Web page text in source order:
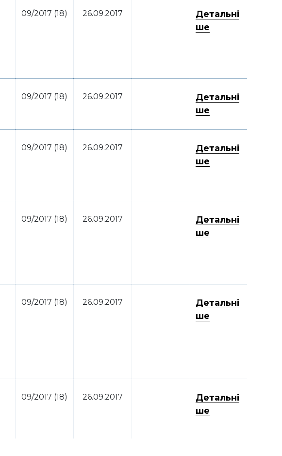
09/2017 (18) 26.09.2017
Детальні
ше
09/2017 (18) 26.09.2017
Детальні
ше
09/2017 (18) 26.09.2017
Детальні
ше
09/2017 (18) 26.09.2017
Детальні
ше
09/2017 (18) 26.09.2017
Детальні
ше
09/2017 (18) 26.09.2017
Детальні
ше